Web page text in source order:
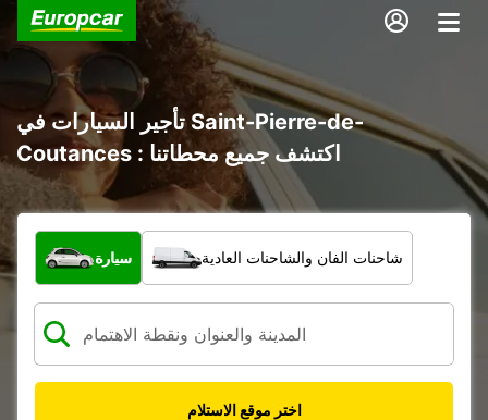
تأجير السيارات في Saint-Pierre-de-
Coutances : اكتشف جميع محطاتنا
ما نوع المركبة؟
سيارة شاحنات الفان والشاحنات العادية
اختر موقع الاستلام